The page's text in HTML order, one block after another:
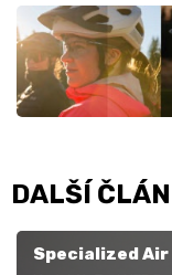
DALŠÍ
Specialized Air